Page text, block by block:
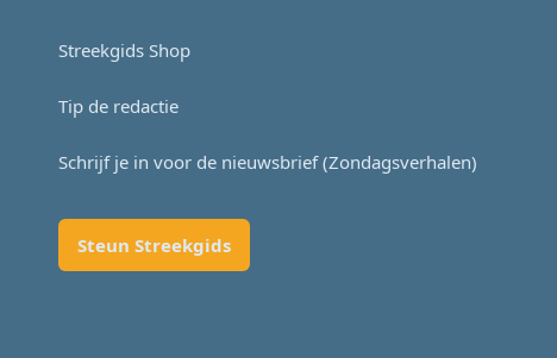
Streekgids Shop
Tip de redactie
Schrijf je in voor de nieuwsbrief (Zondagsverhalen)
Steun Streekgids